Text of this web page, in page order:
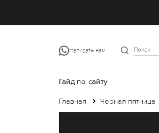
Написать нам
Гайд по сайту
Главная Черная пятница